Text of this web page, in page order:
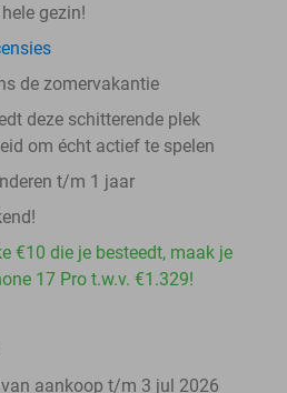
gezin!
de zomervakantie
deze schitterende plek
om écht actief te spelen
t/m 1 jaar
€10 die je besteedt, maak je
17 Pro t.w.v. €1.329!
aankoop t/m 3 jul 2026